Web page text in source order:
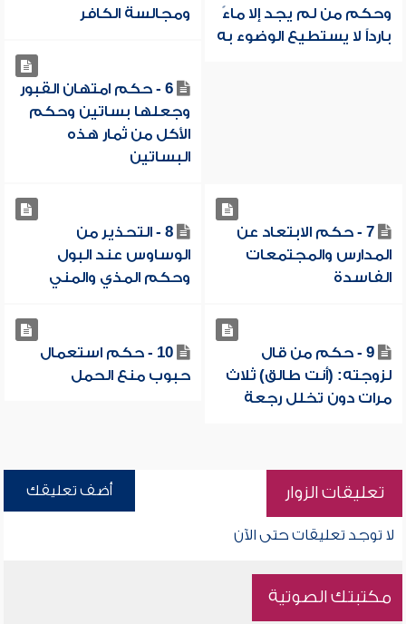
وحكم من لم يجد إلا ماءً
بارداً لا يستطيع الوضوء به
ومجالسة الكافر
6 - حكم امتهان القبور
وجعلها بساتين وحكم
الأكل من ثمار هذه
البساتين
7 - حكم الابتعاد عن
المدارس والمجتمعات
الفاسدة
8 - التحذير من
الوساوس عند البول
وحكم المذي والمني
9 - حكم من قال
لزوجته: (أنت طالق) ثلاث
مرات دون تخلل رجعة
10 - حكم استعمال
حبوب منع الحمل
تعليقات الزوار أضف تعليقك
لا توجد تعليقات حتى الآن
مكتبتك الصوتية